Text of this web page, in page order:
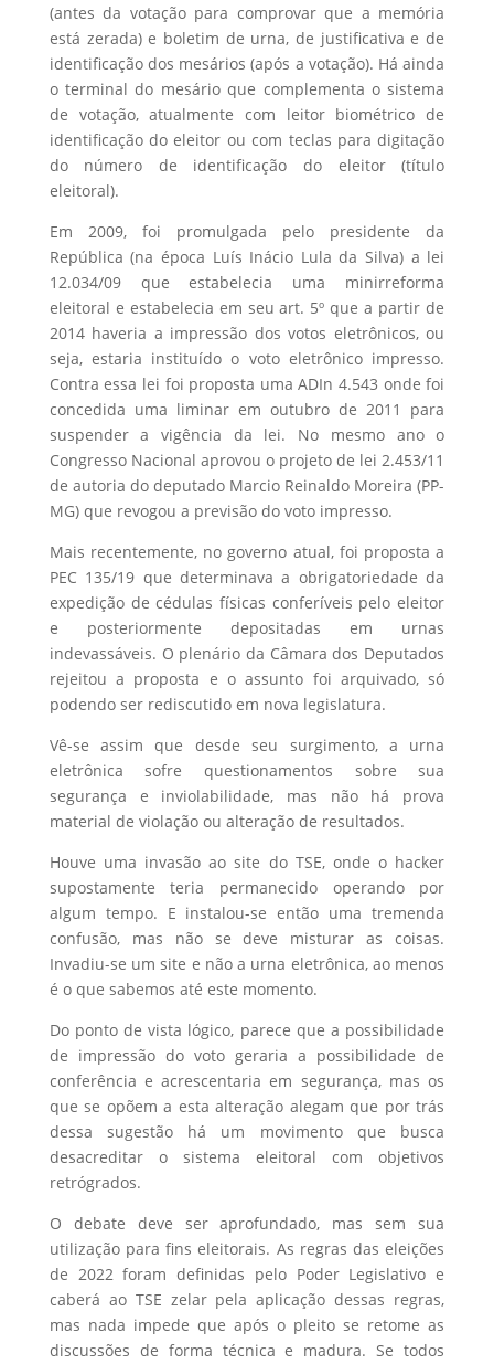
(antes da votação para comprovar que a memória
está zerada) e boletim de urna, de justificativa e de
identificação dos mesários (após a votação). Há ainda
o terminal do mesário que complementa o sistema
de votação, atualmente com leitor biométrico de
identificação do eleitor ou com teclas para digitação
do número de identificação do eleitor (título
eleitoral).
Em 2009, foi promulgada pelo presidente da
República (na época Luís Inácio Lula da Silva) a lei
12.034/09 que estabelecia uma minirreforma
eleitoral e estabelecia em seu art. 5º que a partir de
2014 haveria a impressão dos votos eletrônicos, ou
seja, estaria instituído o voto eletrônico impresso.
Contra essa lei foi proposta uma ADIn 4.543 onde foi
concedida uma liminar em outubro de 2011 para
suspender a vigência da lei. No mesmo ano o
Congresso Nacional aprovou o projeto de lei 2.453/11
de autoria do deputado Marcio Reinaldo Moreira (PP-
MG) que revogou a previsão do voto impresso.
Mais recentemente, no governo atual, foi proposta a
PEC 135/19 que determinava a obrigatoriedade da
expedição de cédulas físicas conferíveis pelo eleitor
e posteriormente depositadas em urnas
indevassáveis. O plenário da Câmara dos Deputados
rejeitou a proposta e o assunto foi arquivado, só
podendo ser rediscutido em nova legislatura.
Vê-se assim que desde seu surgimento, a urna
eletrônica sofre questionamentos sobre sua
segurança e inviolabilidade, mas não há prova
material de violação ou alteração de resultados.
Houve uma invasão ao site do TSE, onde o hacker
supostamente teria permanecido operando por
algum tempo. E instalou-se então uma tremenda
confusão, mas não se deve misturar as coisas.
Invadiu-se um site e não a urna eletrônica, ao menos
é o que sabemos até este momento.
Do ponto de vista lógico, parece que a possibilidade
de impressão do voto geraria a possibilidade de
conferência e acrescentaria em segurança, mas os
que se opõem a esta alteração alegam que por trás
dessa sugestão há um movimento que busca
desacreditar o sistema eleitoral com objetivos
retrógrados.
O debate deve ser aprofundado, mas sem sua
utilização para fins eleitorais. As regras das eleições
de 2022 foram definidas pelo Poder Legislativo e
caberá ao TSE zelar pela aplicação dessas regras,
mas nada impede que após o pleito se retome as
discussões de forma técnica e madura. Se todos